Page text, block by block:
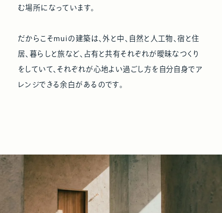
む場所になっています。
だからこそmuiの建築は、外と中、自然と人工物、宿と住
居、暮らしと旅など、占有と共有それぞれが曖昧なつくり
をしていて、それぞれが心地よい過ごし方を自分自身でア
レンジできる余白があるのです。